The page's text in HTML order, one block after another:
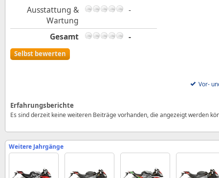
Ausstattung &
Wartung
-
Gesamt -
Selbst bewerten
Vor-
Erfahrungsberichte
Es sind derzeit keine weiteren Beiträge vorhanden, die angezeigt werden
Weitere Jahrgänge